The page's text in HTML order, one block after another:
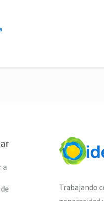
a
Trabajando